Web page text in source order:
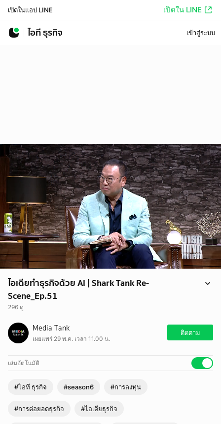
เปิดในแอป LINE เปิดใน LINE
ไอที ธุรกิจ เข้าสู่ระบบ
ไอเดียทำธุรกิจด้วย AI | Shark Tank Re-
Scene_Ep.51
296 ดู
ติดตามรับข้อมูลข่าวสารเพิ่มเติมได้ที่
Facebook : sharktankthailand
Instagram : sharktankthailand
TikTok : sharktankthailand
Media Tank
เผยแพร่ 29 พ.ค. เวลา 11.00 น.
ติดตาม
เล่นอัตโนมัติ
#ไอที ธุรกิจ #season6 #การลงทุน
#การต่อยอดธุรกิจ #ไอเดียธุรกิจ